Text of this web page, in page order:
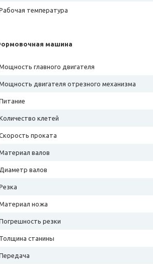
температура
машина
главного двигателя
двигателя отрезного механизма
клетей
проката
валов
Диаметр валов
ножа
резки
Толщина станины